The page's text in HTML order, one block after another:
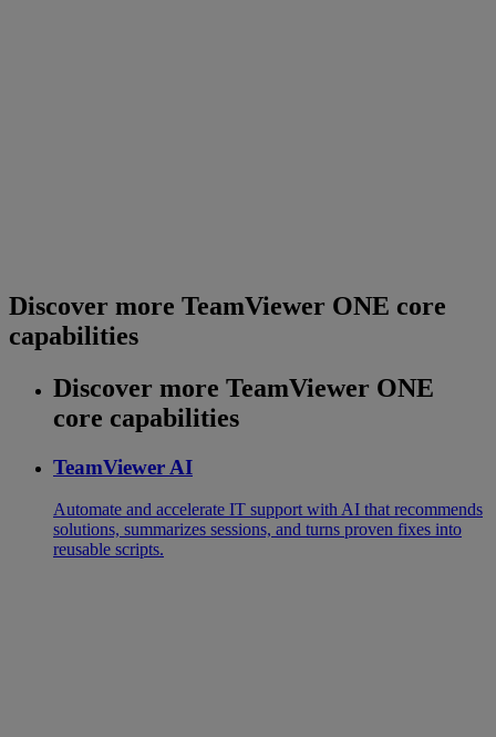
Discover more TeamViewer ONE core
capabilities
Discover more TeamViewer ONE
core capabilities
TeamViewer AI
Automate and accelerate IT support with AI that recommends
solutions, summarizes sessions, and turns proven fixes into
reusable scripts.